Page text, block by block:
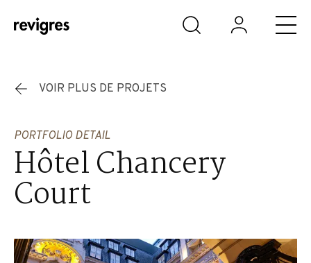
Aller au contenu principal
VOIR PLUS DE PROJETS
PORTFOLIO DETAIL
Hôtel Chancery
Court